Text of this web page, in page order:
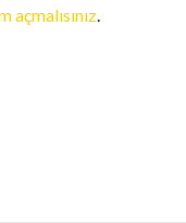
açmalısınız.